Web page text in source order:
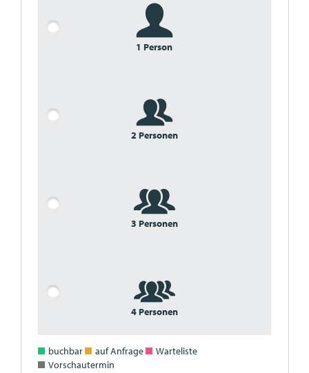
1 Person
2 Personen
3 Personen
4 Personen
buchbar auf Anfrage
Warteliste
Vorschautermin